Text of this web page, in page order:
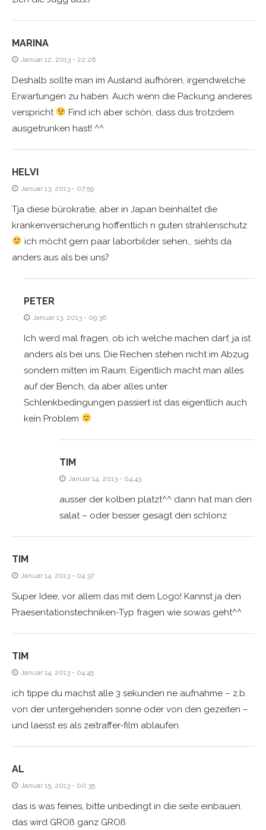
MARINA
Januar 12, 2013 - 22:26
Deshalb sollte man im Ausland aufhören, irgendwelche
Erwartungen zu haben. Auch wenn die Packung anderes
verspricht
Find ich aber schön, dass dus trotzdem
ausgetrunken hast! ^^
HELVI
Januar 13, 2013 - 07:59
Tja diese bürokratie, aber in Japan beinhaltet die
krankenversicherung hoffentlich n guten strahlenschutz
ich möcht gern paar laborbilder sehen… siehts da
anders aus als bei uns?
PETER
Januar 13, 2013 - 09:36
Ich werd mal fragen, ob ich welche machen darf, ja ist
anders als bei uns. Die Rechen stehen nicht im Abzug
sondern mitten im Raum. Eigentlich macht man alles
auf der Bench, da aber alles unter
Schlenkbedingungen passiert ist das eigentlich auch
kein Problem
TIM
Januar 14, 2013 - 04:43
ausser der kolben platzt^^ dann hat man den
salat – oder besser gesagt den schlonz
TIM
Januar 14, 2013 - 04:37
Super Idee, vor allem das mit dem Logo! Kannst ja den
Praesentationstechniken-Typ fragen wie sowas geht^^
TIM
Januar 14, 2013 - 04:45
ich tippe du machst alle 3 sekunden ne aufnahme – z.b.
von der untergehenden sonne oder von den gezeiten –
und laesst es als zeitraffer-film ablaufen.
AL
Januar 15, 2013 - 00:35
das is was feines, bitte unbedingt in die seite einbauen.
das wird GROß ganz GROß